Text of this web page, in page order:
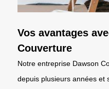
Vos avantages
Couverture
Notre entreprise Dawson
depuis plusieurs années et